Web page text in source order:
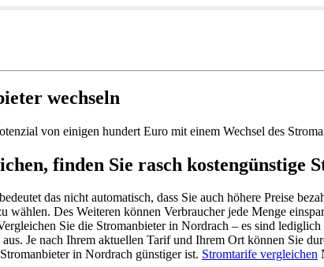
wechseln
von einigen hundert Euro mit einem Wechsel des
finden Sie rasch kostengünstige
das nicht automatisch, dass Sie auch höhere Preise
Des Weiteren können Verbraucher jede Menge
Sie die Stromanbieter in Nordrach – es sind
Je nach Ihrem aktuellen Tarif und Ihrem Ort können Sie
in Nordrach günstiger ist. Stromtarife vergleichen